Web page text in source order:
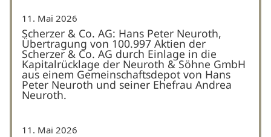
11. Mai 2026
Scherzer & Co. AG: Hans Peter Neuroth,
Übertragung von 100.997 Aktien der
Scherzer & Co. AG durch Einlage in die
Kapitalrücklage der Neuroth & Söhne GmbH
aus einem Gemeinschaftsdepot von Hans
Peter Neuroth und seiner Ehefrau Andrea
Neuroth.
11. Mai 2026